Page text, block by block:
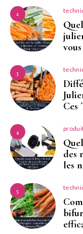
2
vous
3
Ces
4
des
les
5